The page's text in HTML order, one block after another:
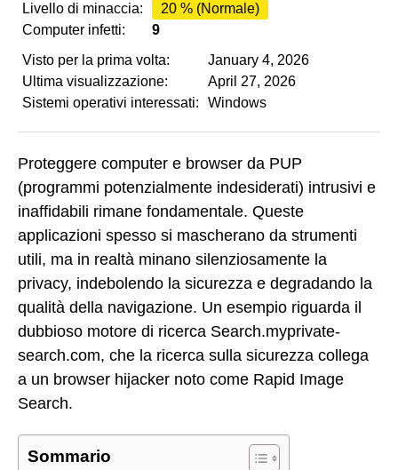
Livello di minaccia:
20 % (Normale)
Computer infetti:
9
Visto per la prima volta:
January 4, 2026
Ultima visualizzazione:
April 27, 2026
Sistemi operativi interessati:
Windows
Proteggere computer e browser da PUP
(programmi potenzialmente indesiderati) intrusivi e
inaffidabili rimane fondamentale. Queste
applicazioni spesso si mascherano da strumenti
utili, ma in realtà minano silenziosamente la
privacy, indebolendo la sicurezza e degradando la
qualità della navigazione. Un esempio riguarda il
dubbioso motore di ricerca Search.myprivate-
search.com, che la ricerca sulla sicurezza collega
a un browser hijacker noto come Rapid Image
Search.
Sommario